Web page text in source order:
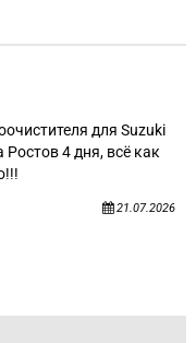
для Suzuki
4 дня, всё как
21.07.2026